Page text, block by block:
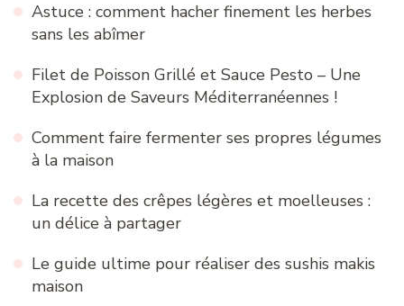
Astuce : comment hacher finement les herbes
sans les abîmer
Filet de Poisson Grillé et Sauce Pesto – Une
Explosion de Saveurs Méditerranéennes !
Comment faire fermenter ses propres légumes
à la maison
La recette des crêpes légères et moelleuses :
un délice à partager
Le guide ultime pour réaliser des sushis makis
maison